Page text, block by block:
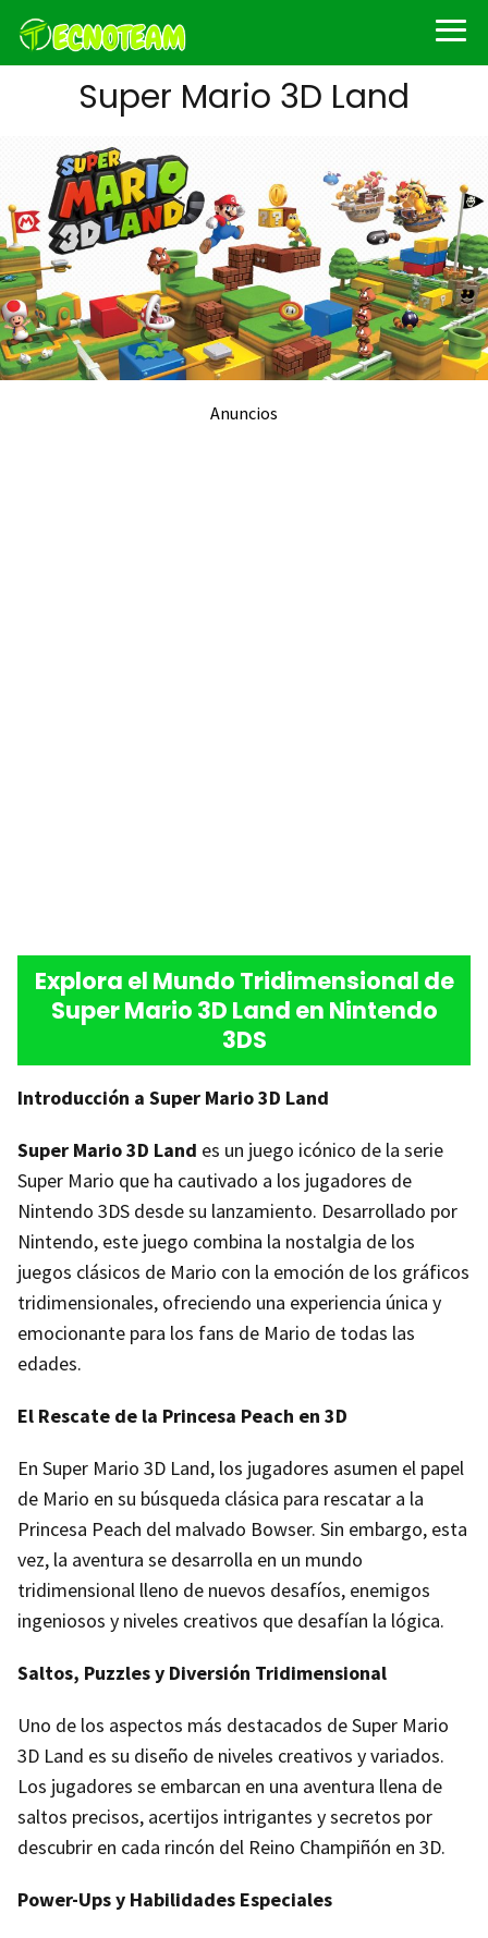
Super Mario 3D Land
Anuncios
Explora el Mundo Tridimensional de
Super Mario 3D Land en Nintendo
3DS
Introducción a Super Mario 3D Land
Super Mario 3D Land es un juego icónico de la serie
Super Mario que ha cautivado a los jugadores de
Nintendo 3DS desde su lanzamiento. Desarrollado por
Nintendo, este juego combina la nostalgia de los
juegos clásicos de Mario con la emoción de los gráficos
tridimensionales, ofreciendo una experiencia única y
emocionante para los fans de Mario de todas las
edades.
El Rescate de la Princesa Peach en 3D
En Super Mario 3D Land, los jugadores asumen el papel
de Mario en su búsqueda clásica para rescatar a la
Princesa Peach del malvado Bowser. Sin embargo, esta
vez, la aventura se desarrolla en un mundo
tridimensional lleno de nuevos desafíos, enemigos
ingeniosos y niveles creativos que desafían la lógica.
Saltos, Puzzles y Diversión Tridimensional
Uno de los aspectos más destacados de Super Mario
3D Land es su diseño de niveles creativos y variados.
Los jugadores se embarcan en una aventura llena de
saltos precisos, acertijos intrigantes y secretos por
descubrir en cada rincón del Reino Champiñón en 3D.
Power-Ups y Habilidades Especiales